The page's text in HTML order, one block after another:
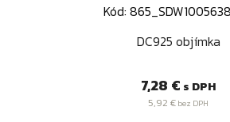
Kód:
DC925 objímka
Cena
7,28 € s DPH
5,92 € bez DPH